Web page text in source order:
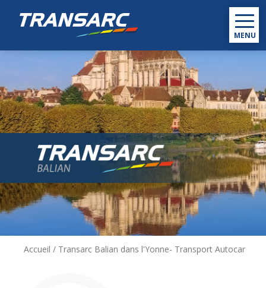
MENU
Accueil / Transarc Balian dans l'Yonne- Transport Autocar